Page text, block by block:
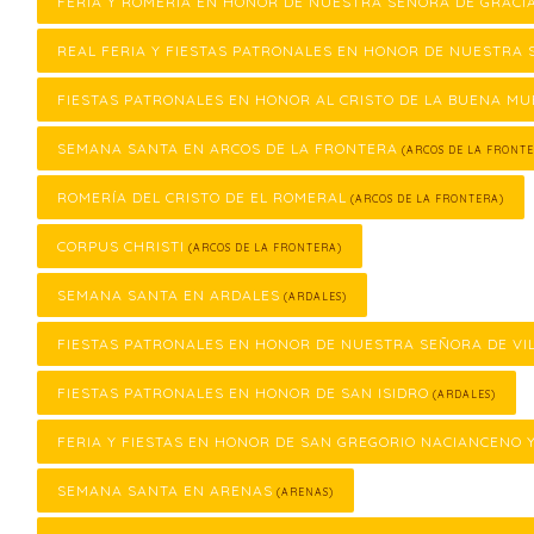
REAL FERIA Y FIESTAS PATRONALES EN HONOR DE NUESTRA
FIESTAS PATRONALES EN HONOR AL CRISTO DE LA BUENA
SEMANA SANTA EN ARCOS DE LA FRONTERA (ARCOS DE LA
ROMERÍA DEL CRISTO DE EL ROMERAL (ARCOS DE LA FRONTERA)
CORPUS CHRISTI (ARCOS DE LA FRONTERA)
SEMANA SANTA EN ARDALES (ARDALES)
FIESTAS PATRONALES EN HONOR DE NUESTRA SEÑORA DE
FIESTAS PATRONALES EN HONOR DE SAN ISIDRO (ARDALES)
FERIA Y FIESTAS EN HONOR DE SAN GREGORIO NACIANCENO
SEMANA SANTA EN ARENAS (ARENAS)